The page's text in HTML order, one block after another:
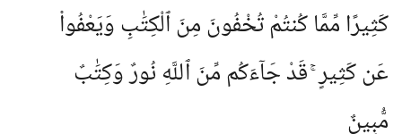
كَثِيرًا مِّمَّا كُنتُمْ تُخْفُونَ مِنَ ٱلْكِتَٰبِ وَيَعْفُوا۟
عَن كَثِيرٍ ۚ قَدْ جَآءَكُم مِّنَ ٱللَّهِ نُورٌ وَكِتَٰبٌ
مُّبِينٌ